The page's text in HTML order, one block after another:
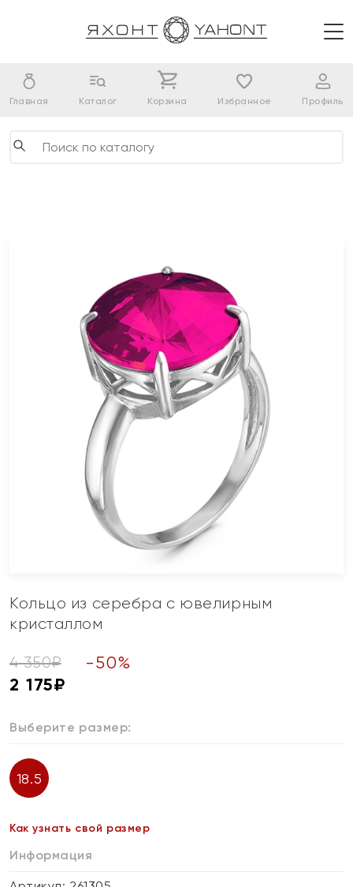
Главная Каталог Корзина Избранное Профиль
Кольцо из серебра с ювелирным
кристаллом
4 350₽ -50%
2 175₽
Выберите размер:
18.5
Как узнать свой размер
Информация